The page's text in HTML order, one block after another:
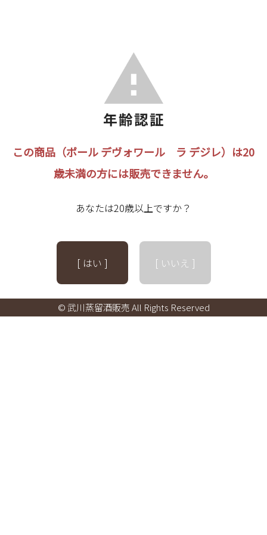
この商品（ポール デヴォワール ラ デジレ）は20
歳未満の方には販売できません。
あなたは20歳以上ですか？
[ はい ] [ いいえ ]
© 武川蒸留酒販売 All Rights Reserved